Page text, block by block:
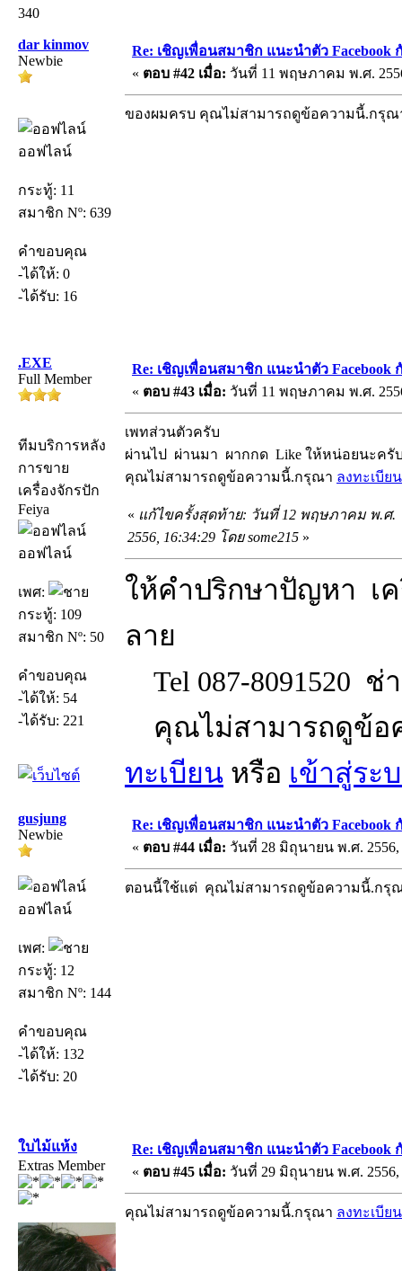
340
dar kinmov
Newbie
ออฟไลน์
กระทู้: 11
สมาชิก Nº: 639
คำขอบคุณ
-ได้ให้: 0
-ได้รับ: 16
Re: เชิญเพื่อนสมาชิก แนะนำตัว Facebook
« ตอบ #42 เมื่อ: วันที่ 11 พฤษภาคม พ.ศ.
ของผมครบ คุณไม่สามารถดูข้อความนี้.กรุ
.EXE
Full Member
ทีมบริการหลัง
การขาย
เครื่องจักรปัก
Feiya
ออฟไลน์
เพศ:
กระทู้: 109
สมาชิก Nº: 50
คำขอบคุณ
-ได้ให้: 54
-ได้รับ: 221
Re: เชิญเพื่อนสมาชิก แนะนำตัว Facebook
« ตอบ #43 เมื่อ: วันที่ 11 พฤษภาคม พ.ศ.
เพทส่วนตัวครับ
ผ่านไป ผ่านมา ผากกด Like ให้หน่อยนะครั
คุณไม่สามารถดูข้อความนี้.กรุณา ลงทะเบียน
« แก้ไขครั้งสุดท้าย: วันที่ 12 พฤษภาคม พ.ศ.
2556, 16:34:29 โดย some215 »
ให้คำปริกษาปัญหา เ
ลาย
Tel 087-8091520 ช่
คุณไม่สามารถดูข้อ
ทะเบียน หรือ เข้าสู่ระ
gusjung
Newbie
ออฟไลน์
เพศ:
กระทู้: 12
สมาชิก Nº: 144
คำขอบคุณ
-ได้ให้: 132
-ได้รับ: 20
Re: เชิญเพื่อนสมาชิก แนะนำตัว Facebook
« ตอบ #44 เมื่อ: วันที่ 28 มิถุนายน พ.ศ. 2556,
ตอนนี้ใช้แต่ คุณไม่สามารถดูข้อความนี้.กรุ
ใบไม้แห้ง
Extras Member
Re: เชิญเพื่อนสมาชิก แนะนำตัว Facebook
« ตอบ #45 เมื่อ: วันที่ 29 มิถุนายน พ.ศ. 2556,
คุณไม่สามารถดูข้อความนี้.กรุณา ลงทะเบียน